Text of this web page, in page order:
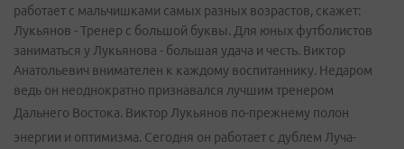
работает с мальчишками самых разных возрастов, скажет:
Лукьянов - Тренер с большой буквы. Для юных футболистов
заниматься у Лукьянова - большая удача и честь. Виктор
Анатольевич внимателен к каждому воспитаннику. Недаром
ведь он неоднократно признавался лучшим тренером
Дальнего Востока. Виктор Лукьянов по-прежнему полон
энергии и оптимизма. Сегодня он работает с дублем Луча-